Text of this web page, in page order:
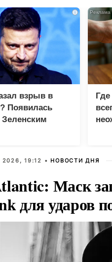
i
взрыв в
Появилась
Зеленским
19:12 • НОВОСТИ ДНЯ
Маск
для ударов